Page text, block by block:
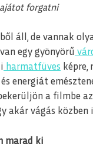
forgatni
áll, de vannak
egy gyönyörű
harmatfüves képre,
energiát
a filmbe
akár vágás
marad ki